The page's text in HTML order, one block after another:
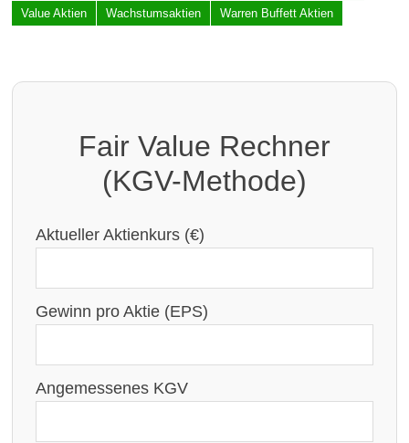
Value Aktien
Wachstumsaktien Warren Buffett Aktien
Fair Value Rechner
(KGV-Methode)
Aktueller Aktienkurs (€)
Gewinn pro Aktie (EPS)
Angemessenes KGV